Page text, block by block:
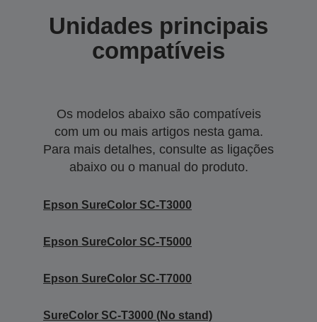
Unidades principais
compatíveis
Os modelos abaixo são compatíveis
com um ou mais artigos nesta gama.
Para mais detalhes, consulte as ligações
abaixo ou o manual do produto.
Epson SureColor SC-T3000
Epson SureColor SC-T5000
Epson SureColor SC-T7000
SureColor SC-T3000 (No stand)